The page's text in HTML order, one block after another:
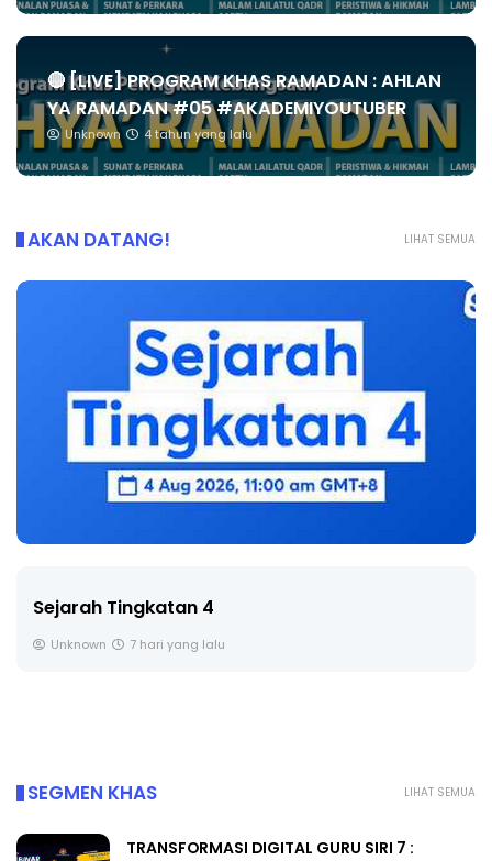
🔴 [LIVE] PROGRAM KHAS RAMADAN : AHLAN
YA RAMADAN #05 #AKADEMIYOUTUBER
Unknown 4 tahun yang lalu
LIHAT SEMUA
AKAN DATANG!
LIVE
🔴 [LIVE] PRINSIP PERAKAUNAN, BEDAH
LIHAT SEMUA
SEGMEN KHAS
TRANSFORMASI DIGITAL GURU SIRI 7 :